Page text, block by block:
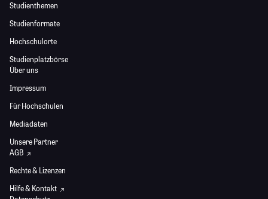
Studienthemen
Studienformate
Hochschulorte
Studienplatzbörse
Über uns
Impressum
Für Hochschulen
Mediadaten
Unsere Partner
AGB
Rechte & Lizenzen
Hilfe & Kontakt